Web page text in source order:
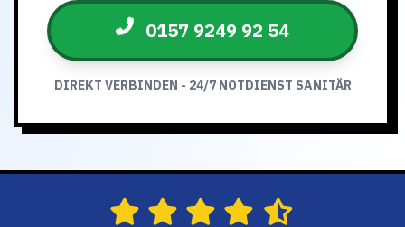
0157 9249 92 54
DIREKT VERBINDEN - 24/7 NOTDIENST SANITÄR